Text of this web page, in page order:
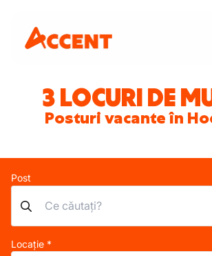
3 LOCURI DE
Posturi vacante în
Post
Locație *